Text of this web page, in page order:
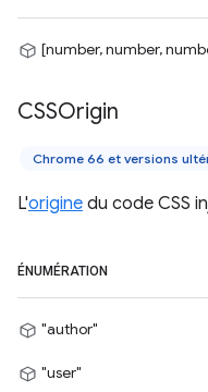
[number, number,
CSSOrigin
Chrome 66 et versions
L'origine du code CSS
ÉNUMÉRATION
"author"
"user"